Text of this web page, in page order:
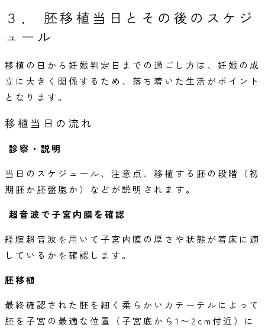
３． 胚移植当日とその後のスケジ
ュール
移植の日から妊娠判定日まで の過ごし方は、妊娠の成
立に大きく関係するため、落ち着いた生活がポイント
となります。
移植当日の流れ
診察・説明
当日のスケジュール、注意点、移植する胚の段階（初
期胚か胚盤胞か）などが説明されます。
超音波で子宮内膜を確認
経腟超音波を用いて子宮内膜の厚さや状態が着床に適
しているかを確認します。
胚移植
最終確認された胚を細く柔らかいカテーテルによって
胚を子宮の最適な位置（子宮底から1〜2cm付近）に